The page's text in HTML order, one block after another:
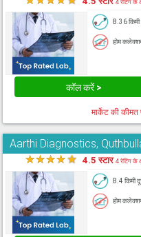
4 रेटिंग के
8.36 किमी
होम
कॉल करें >
मार्केट की कीमत
Aarthi Diagnostics,
★★★★★ 4.5 स्टार4 रेटिंग के
8.4 किमी
होम